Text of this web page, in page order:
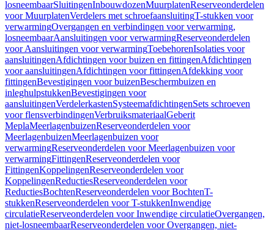
losneembaarSluitingenInbouwdozenMuurplatenReserveonderdelen
voor MuurplatenVerdelers met schroefaansluitingT-stukken voor
verwarmingOvergangen en verbindingen voor verwarming,
losneembaarAansluitingen voor verwarmingReserveonderdelen
voor Aansluitingen voor verwarmingToebehorenIsolaties voor
aansluitingenAfdichtingen voor buizen en fittingenAfdichtingen
voor aansluitingenAfdichtingen voor fittingenAfdekking voor
fittingenBevestigingen voor buizenBeschermbuizen en
inleghulpstukkenBevestigingen voor
aansluitingenVerdelerkastenSysteemafdichtingenSets schroeven
voor flensverbindingenVerbruiksmateriaalGeberit
MeplaMeerlagenbuizenReserveonderdelen voor
MeerlagenbuizenMeerlagenbuizen voor
verwarmingReserveonderdelen voor Meerlagenbuizen voor
verwarmingFittingenReserveonderdelen voor
FittingenKoppelingenReserveonderdelen voor
KoppelingenReductiesReserveonderdelen voor
ReductiesBochtenReserveonderdelen voor BochtenT-
stukkenReserveonderdelen voor T-stukkenInwendige
circulatieReserveonderdelen voor Inwendige circulatieOvergangen,
niet-losneembaarReserveonderdelen voor Overgangen, niet-